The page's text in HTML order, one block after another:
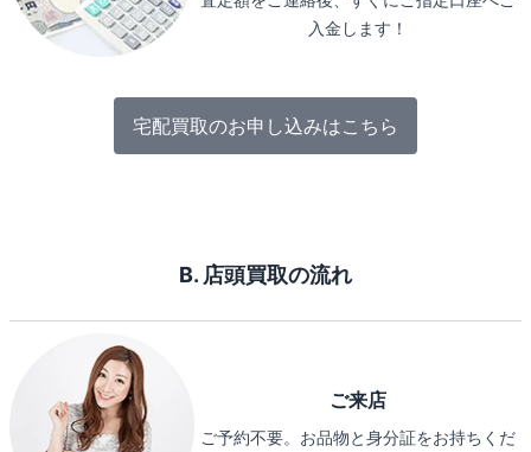
入金します！
宅配買取のお申し込みはこちら
B. 店頭買取の流れ
ご来店
ご予約不要。お品物と身分証をお持ちくだ